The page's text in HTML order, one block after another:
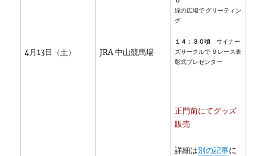
4月13日（土） JRA 中山競馬場
緑の広場で グリーティン
グ
１４：３０頃
ウイナー
ズサークルで ９レース表
彰式プレゼンター
正門前にてグッズ
販売
詳細は別の記事に